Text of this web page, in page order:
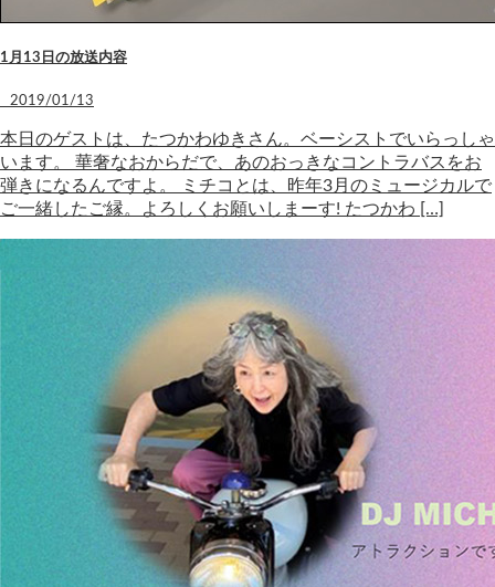
1月13日の放送内容
2019/01/13
本日のゲストは、たつかわゆきさん。ベーシストでいらっしゃ
います。 華奢なおからだで、あのおっきなコントラバスをお
弾きになるんですよ。 ミチコとは、昨年3月のミュージカルで
ご一緒したご縁。よろしくお願いしまーす! たつかわ […]